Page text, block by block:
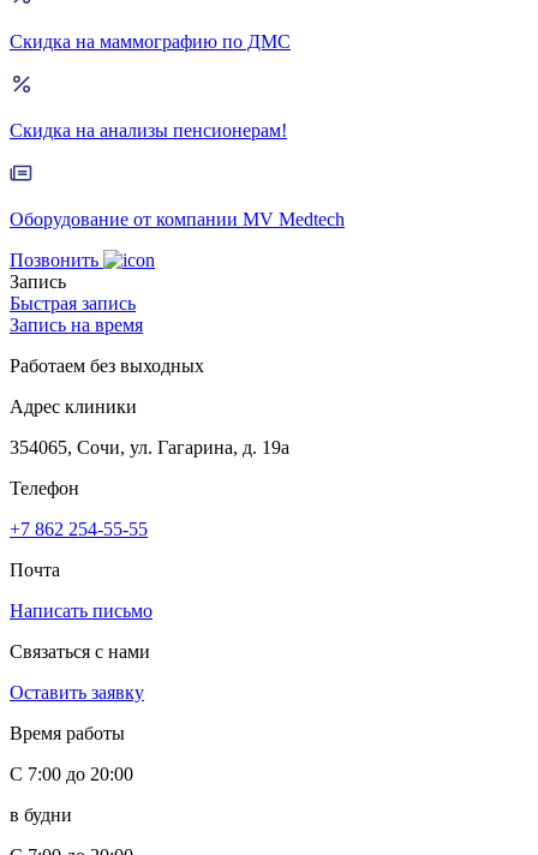
Скидка на маммографию по ДМС
Скидка на анализы пенсионерам!
Оборудование от компании MV Medtech
Позвонить
Запись
Быстрая запись
Запись на время
Работаем без выходных
Адрес клиники
354065, Сочи, ул. Гагарина, д. 19а
Телефон
+7 862 254-55-55
Почта
Написать письмо
Связаться с нами
Оставить заявку
Время работы
С 7:00 до 20:00
в будни